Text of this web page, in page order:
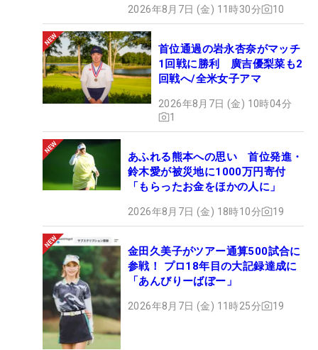
2026年8月7日 (金) 11時30分 10
首位通過の岩永杏奈がマッチ
1回戦に勝利 廣吉優梨菜も2
回戦へ/全米女子アマ
2026年8月7日 (金) 10時04分
1
あふれる熊本への思い 首位発進・
鈴木愛が被災地に1000万円寄付
「もらったお金をほかの人に」
2026年8月7日 (金) 18時10分 19
金田久美子がツアー通算500試合に
参戦！ プロ18年目の大記録達成に
「あんびりーばぼー」
2026年8月7日 (金) 11時25分 19